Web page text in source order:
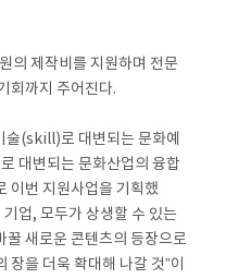
의 제작비를 지원하며 전문
회까지 주어진다.
술(skill)로 대변되는 문화예
대변되는 문화산업의 융합
이번 지원사업을 기획했
업, 모두가 상생할 수 있는
꿀 새로운 콘텐츠의 등장으로
을 더욱 확대해 나갈 것”이